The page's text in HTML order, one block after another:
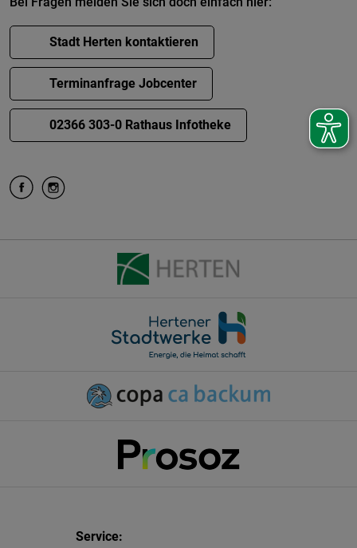
Stadt Herten kontaktieren
Terminanfrage Jobcenter
02366 303-0 Rathaus Infotheke